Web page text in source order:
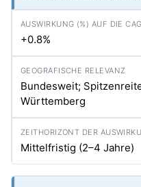
+0.8%
Bundesweit;
Württemberg
Mittelfristig (2–4 Jahre)